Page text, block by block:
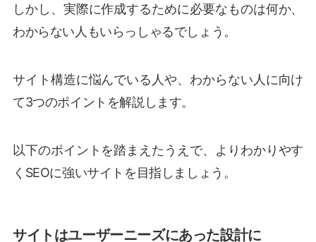
しかし、実際に作成するために必要なものは何か、
わからない人もいらっしゃるでしょう。
サイト構造に悩んでいる人や、わからない人に向け
て3つのポイントを解説します。
以下のポイントを踏まえたうえで、よりわかりやす
くSEOに強いサイトを目指しましょう。
サイトはユーザーニーズにあった設計に